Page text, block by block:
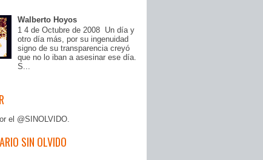
Walberto Hoyos
1 4 de Octubre de 2008 Un día y
otro día más, por su ingenuidad
signo de su transparencia creyó
que no lo iban a asesinar ese día.
S...
el @SINOLVIDO.
SIN OLVIDO